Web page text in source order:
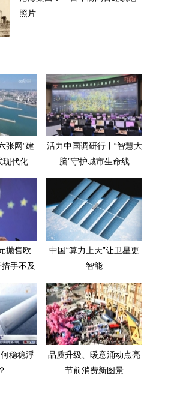
照片
张网”建
现代化
活力中国调研行丨“智慧大
脑”守护城市生命线
抛售欧
手不及
中国“算力上天”让卫星更
智能
稳稳浮
品质升级、暖意涌动点亮
节前消费新图景